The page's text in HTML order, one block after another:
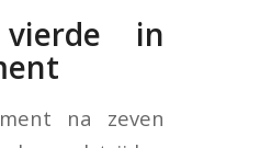
vierde in
na zeven